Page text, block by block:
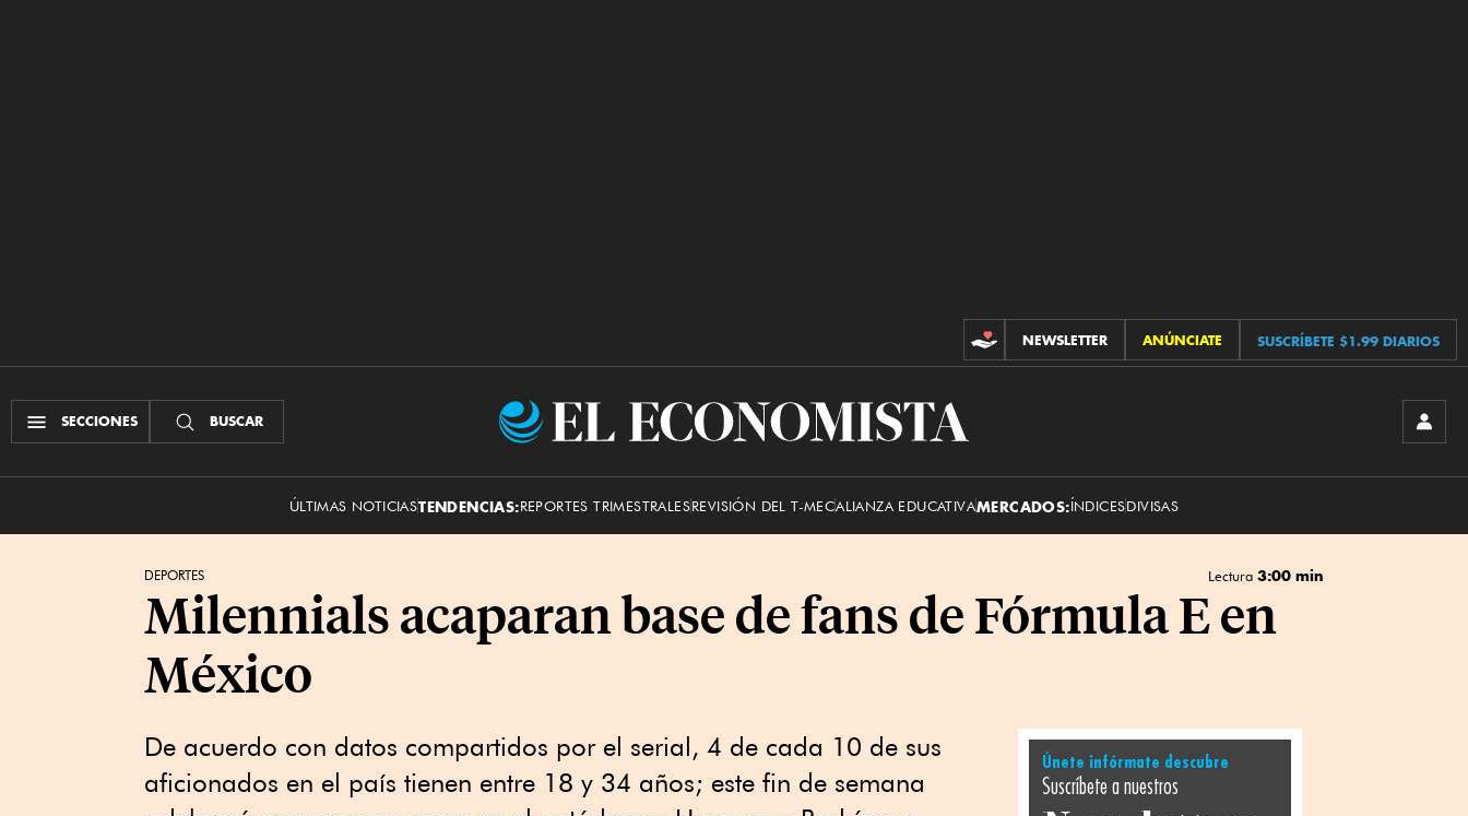
CONTRIBUCIONES
NEWSLETTER ANÚNCIATE SUSCRÍBETE $1.99 DIARIOS
SECCIONES BUSCAR
El
ÚLTIMAS NOTICIASTENDENCIAS:REPORTES TRIMESTRALESREVISIÓN DEL T-MECALIANZA EDUCATIVAMERCADOS:ÍNDICESDIVISAS
DEPORTES Lectura 3:00 min
Milennials acaparan base de fans de Fórmula E en
México
De acuerdo con datos compartidos por el serial, 4 de cada 10 de sus
aficionados en el país tienen entre 18 y 34 años; este fin de semana
Únete infórmate descubre
Suscríbete a nuestros